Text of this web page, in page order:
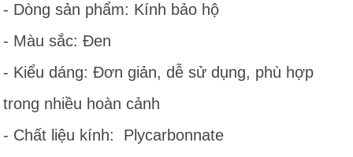
- Dòng sản phẩm: Kính bảo hộ
- Màu sắc: Đen
- Kiểu dáng: Đơn giản, dễ sử dụng, phù hợp
trong nhiều hoàn cảnh
- Chất liệu kính: Plycarbonnate